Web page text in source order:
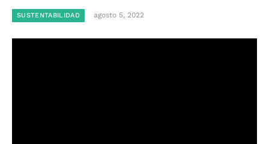
SUSTENTABILIDAD agosto 5, 2022